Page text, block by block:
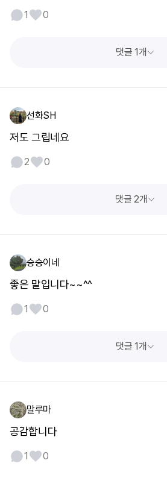
1 0
댓글 1개
선화SH
저도 그립네요
2 0
댓글 2개
승승이네
좋은 말입니다~~^^
1 0
댓글 1개
말루마
공감합니다
1 0